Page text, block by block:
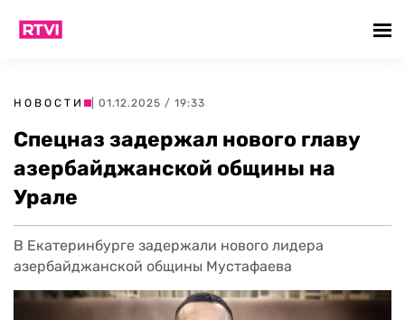
НОВОСТИ | 01.12.2025 / 19:33
Спецназ задержал нового главу
азербайджанской общины на
Урале
В Екатеринбурге задержали нового лидера
азербайджанской общины Мустафаева